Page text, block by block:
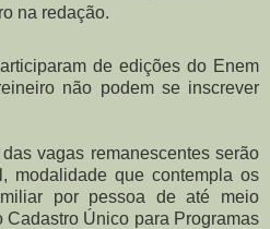
na redação.
de edições do Enem
não podem se inscrever
vagas remanescentes serão
modalidade que contempla os
por pessoa de até meio
Único para Programas